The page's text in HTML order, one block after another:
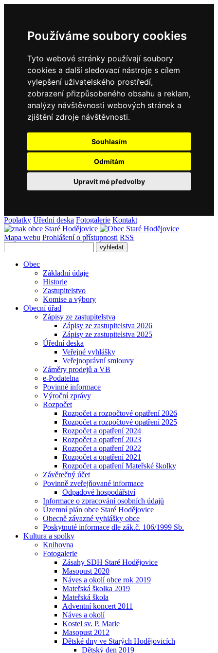
Používáme soubory cookies
Tyto webové stránky používají soubory
cookies a další sledovací nástroje s cílem
vylepšení uživatelského prostředí,
zobrazení přizpůsobeného obsahu a reklam,
analýzy návštěvnosti webových stránek a
zjištění zdroje návštěvnosti.
Souhlasím
Odmítám
Upravit mé předvolby
Poplatky Úřední deska Fotogalerie Kontakt
Mapa webu Prohlášení o přístupnosti RSS
Obec
Základní údaje
Historie
Zastupitelstvo
Komise a výbory
Obecní úřad
Zápisy ze zastupitelstva
Zápisy ze zastupitelstva 2026
Zápisy ze zastupitelstva 2025
Úřední deska
Veřejné vyhlášky
Veřejnoprávní smlouvy
Záměry prodejů a VB
e-Podatelna
Povinné informace
Výroční zprávy
Rozpočet
Rozpočet a rozpočtové opatření 2026
Rozpočet a rozpočtové opatření 2025
Rozpočet a opatření 2024
Rozpočet a opatření 2023
Rozpočet a opatření 2022
Rozpočet a opatření 2021
Rozpočet a opatření Mateřské školky
Závěrečný účet
Povinně zveřejňované informace
Odpadové hospodářství
Informace o zpracování osobních údajů
Územní plán obce Staré Hodějovice
Obecně závazné vyhlášky obce
Poskytnuté informace dle zák.č. 106/1999 Sb.
Kultura a spolky
Knihovna
Fotogalerie
Zásahy SDH Staré Hodějovice
Masopust 2020
Náves a okolí obce rok 2019
Mateřská školka 2019
Mateřská škola
Adventní koncert 2011
Náves a okolí
Kostel sv. P. Marie
Masopust 2012
Dětské dny ve Starých Hodějovicích
Dětský den 2019